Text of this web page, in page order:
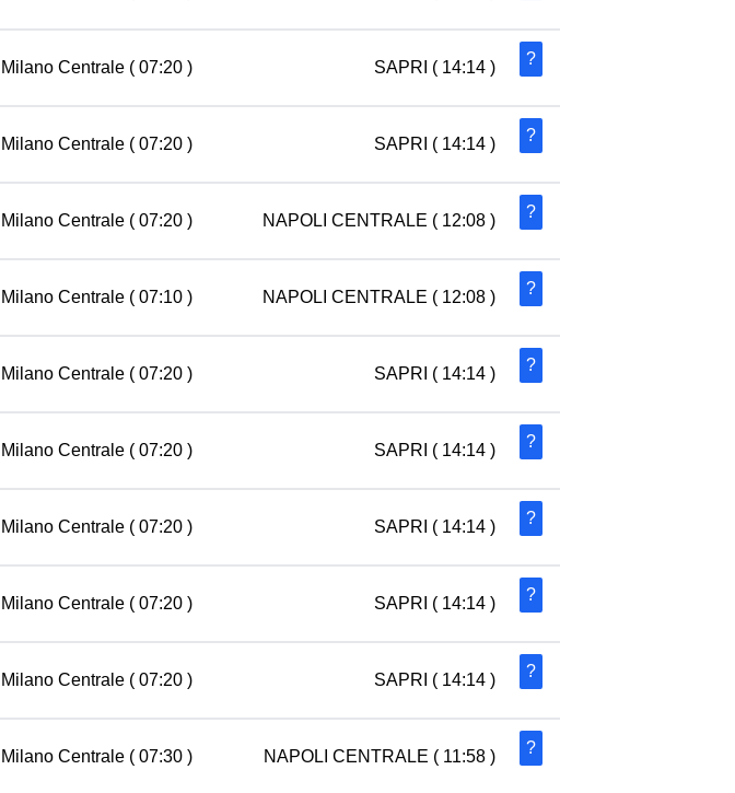
Milano Centrale ( 07:20 ) SAPRI ( 14:14 ) ?
Milano Centrale ( 07:20 ) SAPRI ( 14:14 ) ?
Milano Centrale ( 07:20 ) NAPOLI CENTRALE ( 12:08 ) ?
Milano Centrale ( 07:10 ) NAPOLI CENTRALE ( 12:08 ) ?
Milano Centrale ( 07:20 ) SAPRI ( 14:14 ) ?
Milano Centrale ( 07:20 ) SAPRI ( 14:14 ) ?
Milano Centrale ( 07:20 ) SAPRI ( 14:14 ) ?
Milano Centrale ( 07:20 ) SAPRI ( 14:14 ) ?
Milano Centrale ( 07:20 ) SAPRI ( 14:14 ) ?
Milano Centrale ( 07:30 ) NAPOLI CENTRALE ( 11:58 ) ?